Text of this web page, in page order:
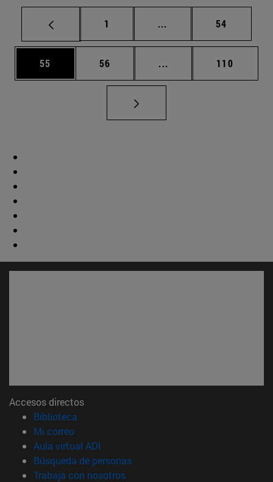
Página
1 ... Páginas intermedias
Página
54
Página
55 Página
56 ... Páginas intermedias
Página
110
Accesos directos
Biblioteca
Mi correo(abre en nueva ventana)
Aula virtual ADI
Búsqueda de personas(abre en nueva ventana)
Trabaja con nosotros(abre en nueva ventana)